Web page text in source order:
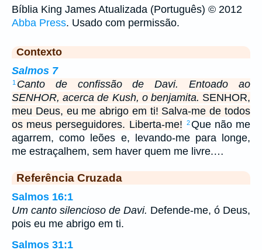
Bíblia King James Atualizada (Português) © 2012
Abba Press. Usado com permissão.
Contexto
Salmos 7
1 Canto de confissão de Davi. Entoado ao
SENHOR, acerca de Kush, o benjamita. SENHOR,
meu Deus, eu me abrigo em ti! Salva-me de todos
os meus perseguidores. Liberta-me!
2Que não me
agarrem, como leões e, levando-me para longe,
me estraçalhem, sem haver quem me livre.…
Referência Cruzada
Salmos 16:1
Um canto silencioso de Davi. Defende-me, ó Deus,
pois eu me abrigo em ti.
Salmos 31:1